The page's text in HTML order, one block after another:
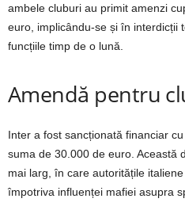
ambele cluburi au primit amenzi
euro, implicându-se și în interdicții
funcțiile timp de o lună.
Amendă pentru
Inter a fost sancționată financiar
suma de 30.000 de euro. Această
mai larg, în care autoritățile
împotriva influenței mafiei asupra